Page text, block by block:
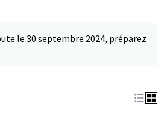
le 30 septembre 2024, préparez